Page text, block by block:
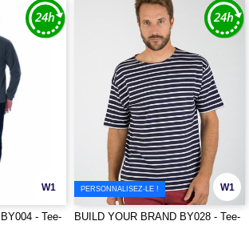
W1
- Tee-
W1
PERSONNALISEZ-LE !
BUILD YOUR BRAND BY028 - Tee-